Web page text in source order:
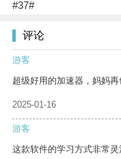
#37#
评论
游客
超级好用的加速器，妈妈
2025-01-16
游客
这款软件的学习方式非常灵